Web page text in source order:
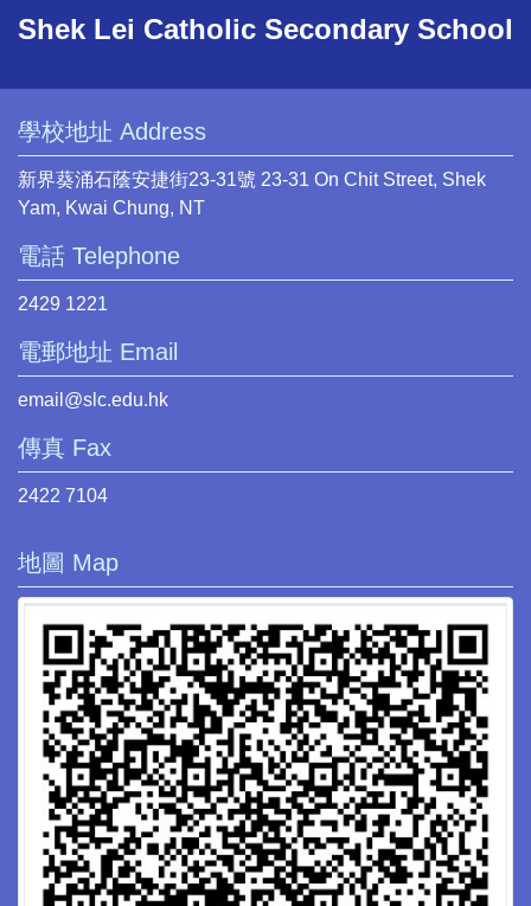
Shek Lei Catholic Secondary School
學校地址 Address
新界葵涌石蔭安捷街23-31號 23-31 On Chit Street, Shek
Yam, Kwai Chung, NT
電話 Telephone
2429 1221
電郵地址 Email
email@slc.edu.hk
傳真 Fax
2422 7104
地圖 Map